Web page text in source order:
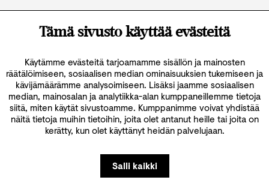
Tämä sivusto käyttää evästeitä
Käytämme evästeitä tarjoamamme sisällön ja mainosten
räätälöimiseen, sosiaalisen median ominaisuuksien tukemiseen ja
kävijämäärämme analysoimiseen. Lisäksi jaamme sosiaalisen
median, mainosalan ja analytiikka-alan kumppaneillemme tietoja
siitä, miten käytät sivustoamme. Kumppanimme voivat yhdistää
näitä tietoja muihin tietoihin, joita olet antanut heille tai joita on
kerätty, kun olet käyttänyt heidän palvelujaan.
Salli kaikki